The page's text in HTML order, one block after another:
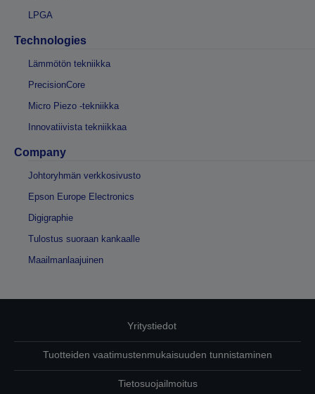
LPGA
Technologies
Lämmötön tekniikka
PrecisionCore
Micro Piezo -tekniikka
Innovatiivista tekniikkaa
Company
Johtoryhmän verkkosivusto
Epson Europe Electronics
Digigraphie
Tulostus suoraan kankaalle
Maailmanlaajuinen
Yritystiedot
Tuotteiden vaatimustenmukaisuuden tunnistaminen
Tietosuojailmoitus